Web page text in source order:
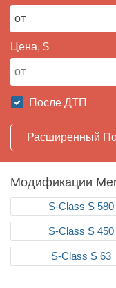
Цена, $
После ДТП
Расширенный
Модификации
S-Class S 580
S-Class S 450
S-Class S 63